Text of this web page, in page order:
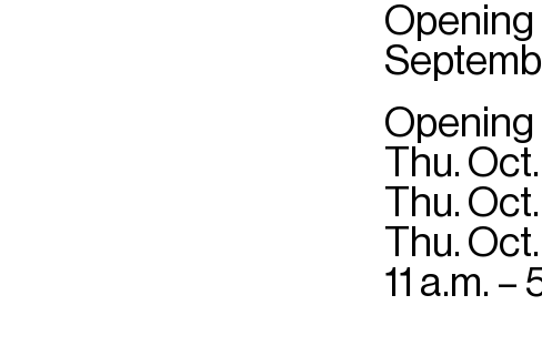
Opening
Opening
Thu.
Thu.
Thu.
11 a.m. –